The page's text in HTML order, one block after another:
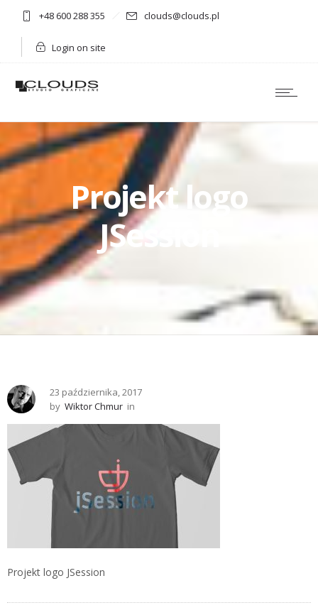
+48 600 288 355 clouds@clouds.pl
Login on site
Projekt logo
JSession
23 października, 2017
by Wiktor Chmur in
Projekt logo JSession